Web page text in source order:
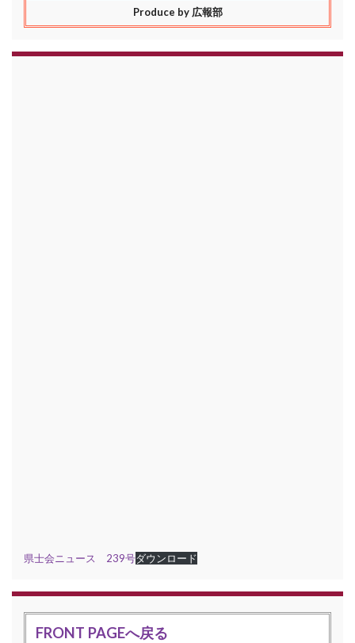
Produce by 広報部
県士会ニュース 239号ダウンロード
FRONT PAGEへ戻る